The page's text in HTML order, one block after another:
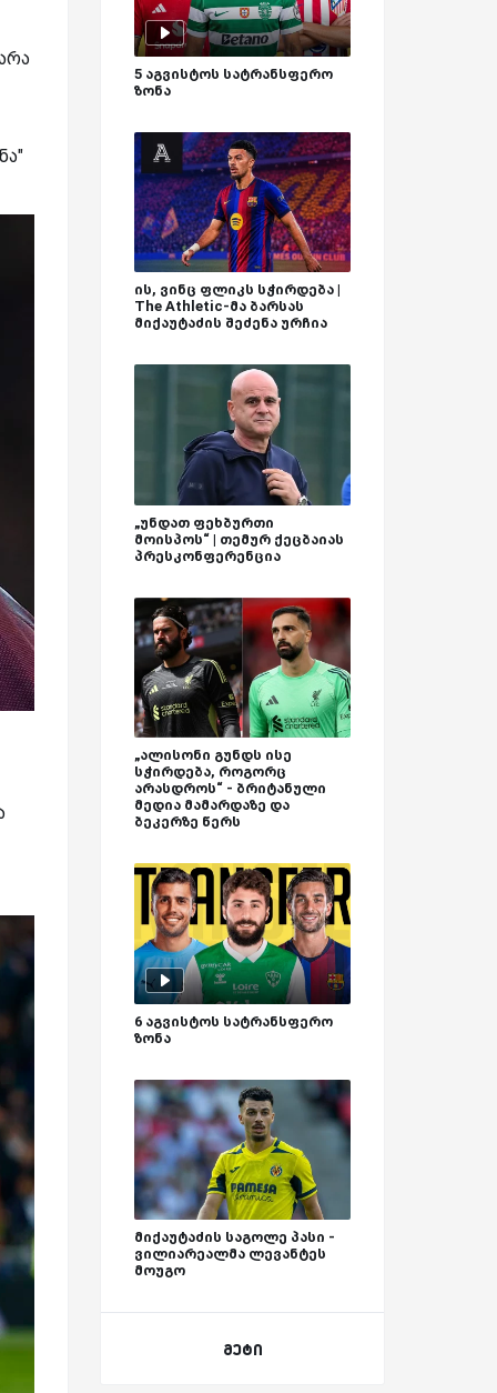
5 აგვისტოს სატრანსფერო
ზონა
ის, ვინც ფლიკს სჭირდება |
The Athletic-მა ბარსას
მიქაუტაძის შეძენა ურჩია
„უნდათ ფეხბურთი
მოისპოს“ | თემურ ქეცბაიას
პრესკონფერენცია
„ალისონი გუნდს ისე
სჭირდება, როგორც
არასდროს“ - ბრიტანული
მედია მამარდაზე და
ბეკერზე წერს
6 აგვისტოს სატრანსფერო
ზონა
მიქაუტაძის საგოლე პასი -
ვილიარეალმა ლევანტეს
მოუგო
მეტი